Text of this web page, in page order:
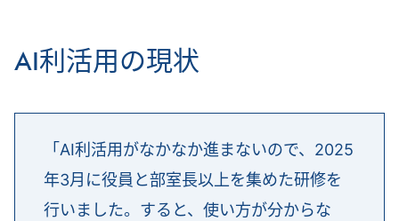
AI利活用の現状
「AI利活用がなかなか進まないので、2025
年3月に役員と部室長以上を集めた研修を
行いました。すると、使い方が分からな